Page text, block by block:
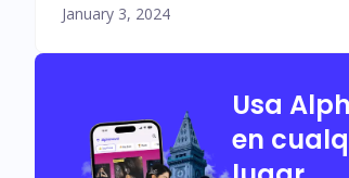
January 3, 2024
Usa
en